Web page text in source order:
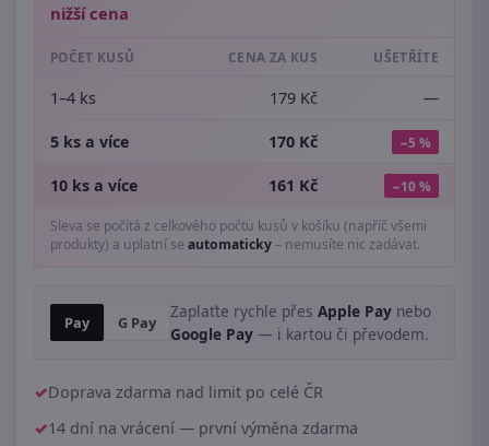
nižší cena
POČET KUSŮ CENA ZA KUS UŠETŘÍTE
1–4 ks 179 Kč —
5 ks a více 170 Kč −5 %
10 ks a více 161 Kč −10 %
Sleva se počítá z celkového počtu kusů v košíku (napříč všemi
produkty) a uplatní se automaticky– nemusíte nic zadávat.
Pay G Pay
Zaplaťte rychle přes Apple Pay nebo
Google Pay — i kartou či převodem.
Doprava zdarma nad limit po celé ČR
14 dní na vrácení — první výměna zdarma